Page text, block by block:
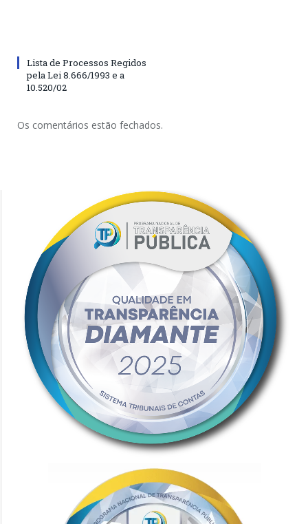
Lista de Processos Regidos
pela Lei 8.666/1993 e a
10.520/02
Os comentários estão fechados.